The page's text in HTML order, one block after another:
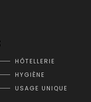
HÔTELLERIE
HYGIÈNE
USAGE UNIQUE